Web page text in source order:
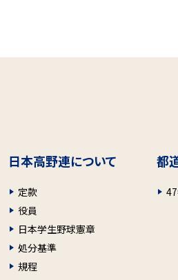
日本高野連について
定款
役員
日本学生野球憲章
処分基準
規程
都